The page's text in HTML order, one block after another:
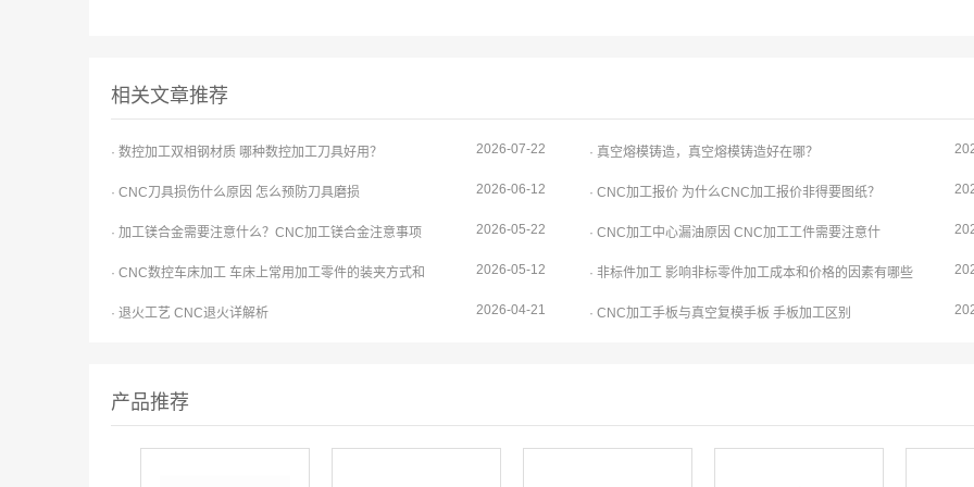
相关文章推荐
· 数控加工双相钢材质 哪种数控加工刀具好用？ 2026-07-22 · 真空熔模铸造，真空熔模铸造好在哪？
· CNC刀具损伤什么原因 怎么预防刀具磨损 2026-06-12 · CNC加工报价 为什么CNC加工报价非得要图纸？
· 加工镁合金需要注意什么？CNC加工镁合金注意事项 2026-05-22 · CNC加工中心漏油原因 CNC加工工件需要注意什
· CNC数控车床加工 车床上常用加工零件的装夹方式和 2026-05-12 · 非标件加工 影响非标零件加工成本和价格的因素有哪些
· 退火工艺 CNC退火详解析 2026-04-21 · CNC加工手板与真空复模手板 手板加工区别
产品推荐